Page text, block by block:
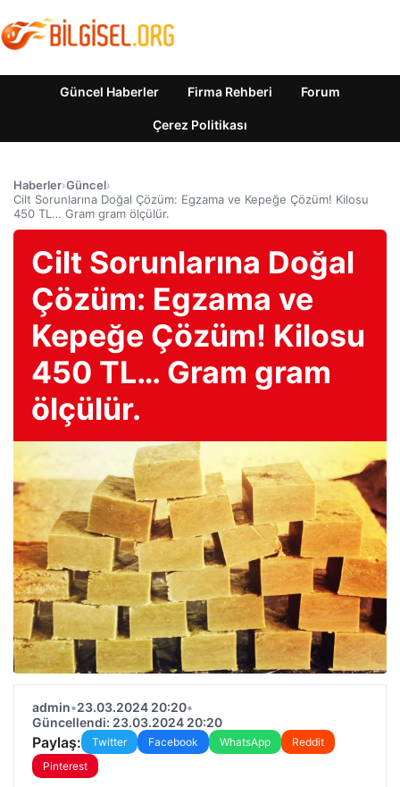
Güncel Haberler Firma Rehberi Forum
Çerez Politikası
Haberler›Güncel›
Cilt Sorunlarına Doğal Çözüm: Egzama ve Kepeğe Çözüm! Kilosu
450 TL… Gram gram ölçülür.
Cilt Sorunlarına Doğal
Çözüm: Egzama ve
Kepeğe Çözüm! Kilosu
450 TL… Gram gram
ölçülür.
admin•23.03.2024 20:20•
Güncellendi: 23.03.2024 20:20
Paylaş: Twitter Facebook WhatsApp
Reddit
Pinterest